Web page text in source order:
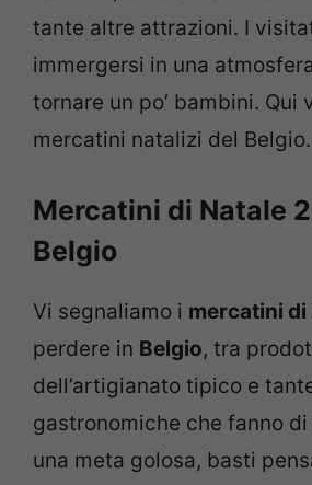
tante altre attrazioni. I
immergersi in una
tornare un po’ bambini. Qui
mercatini natalizi del Belgio.
Mercatini di Natale
Belgio
Vi segnaliamo i mercatini di
perdere in Belgio, tra
dell’artigianato tipico e
gastronomiche che fanno
una meta golosa, basti